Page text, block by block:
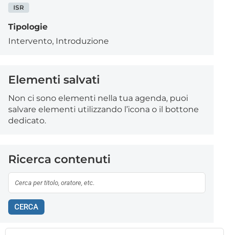
ISR
Tipologie
Intervento, Introduzione
Elementi salvati
Non ci sono elementi nella tua agenda, puoi
salvare elementi utilizzando l’icona o il bottone
dedicato.
Ricerca contenuti
CERCA